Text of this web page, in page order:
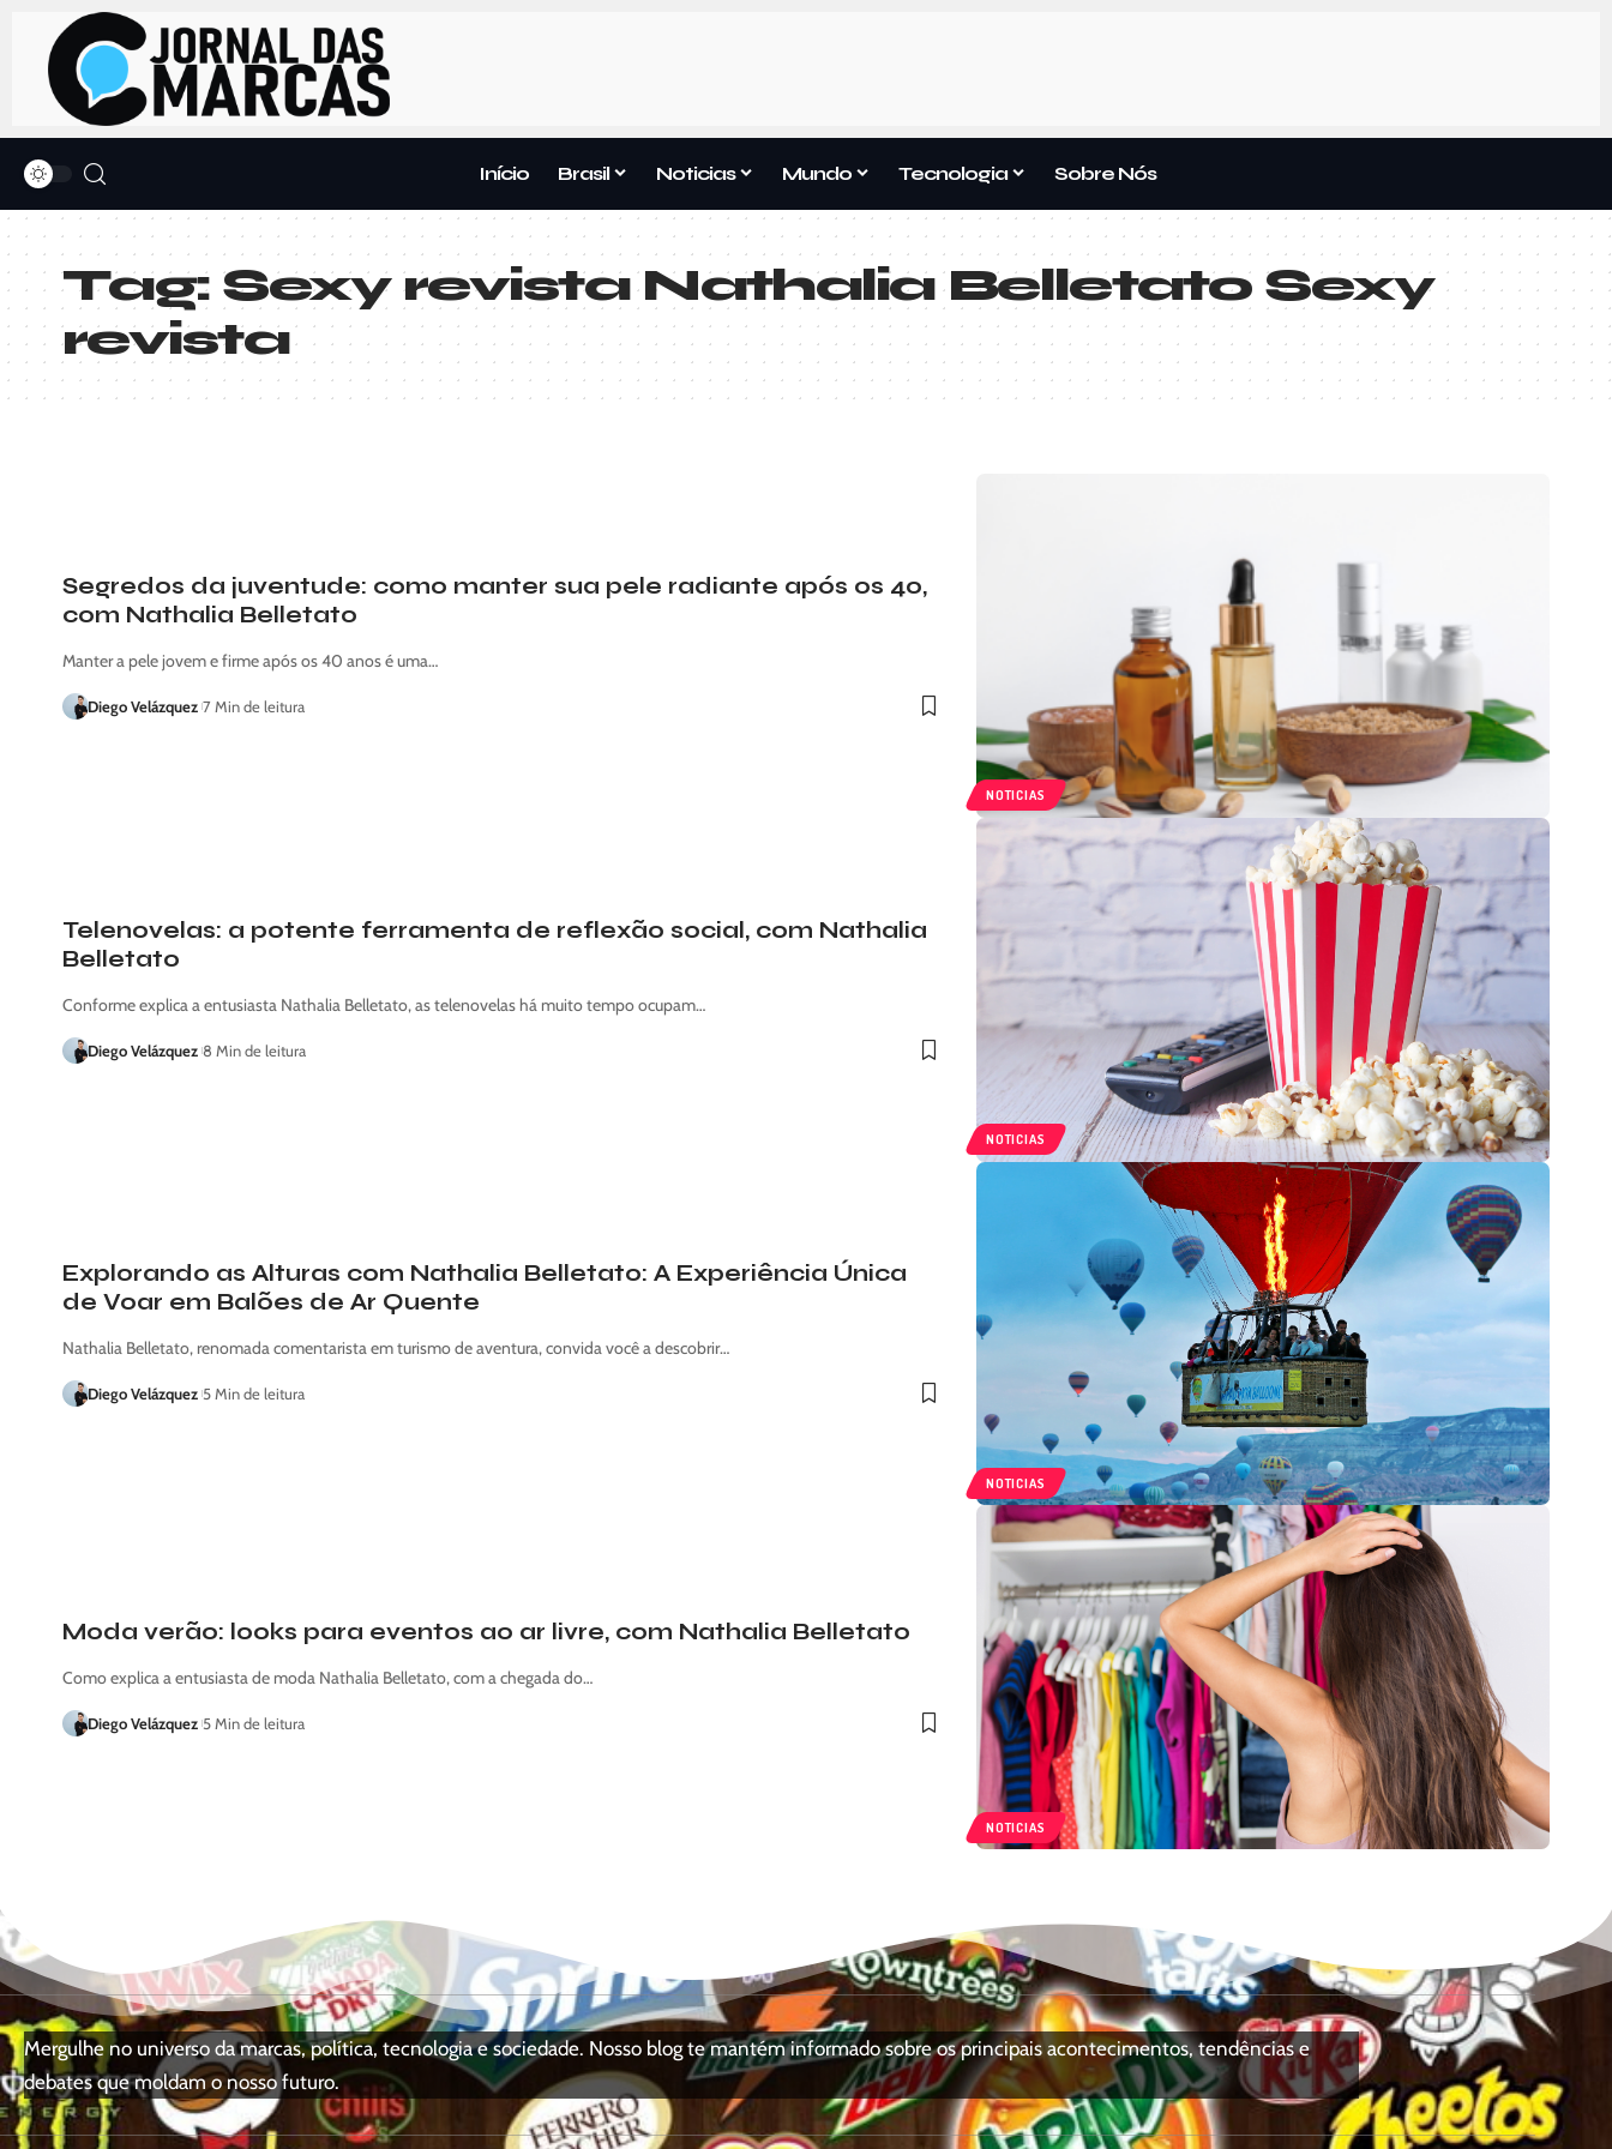
Início Brasil Noticias Mundo Tecnologia Sobre Nós
Tag: Sexy revista Nathalia Belletato Sexy
revista
NOTICIAS
Segredos da juventude: como manter sua pele radiante após os 40,
com Nathalia Belletato
Manter a pele jovem e firme após os 40 anos é uma…
Diego Velázquez 7 Min de leitura
NOTICIAS
Telenovelas: a potente ferramenta de reflexão social, com Nathalia
Belletato
Conforme explica a entusiasta Nathalia Belletato, as telenovelas há muito tempo ocupam…
Diego Velázquez 8 Min de leitura
NOTICIAS
Explorando as Alturas com Nathalia Belletato: A Experiência Única
de Voar em Balões de Ar Quente
Nathalia Belletato, renomada comentarista em turismo de aventura, convida você a descobrir…
Diego Velázquez 5 Min de leitura
NOTICIAS
Moda verão: looks para eventos ao ar livre, com Nathalia Belletato
Como explica a entusiasta de moda Nathalia Belletato, com a chegada do…
Diego Velázquez 5 Min de leitura
Mergulhe no universo da marcas, política, tecnologia e sociedade. Nosso blog te mantém informado sobre os principais acontecimentos, tendências e
debates que moldam o nosso futuro.